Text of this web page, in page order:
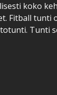
koko
Fitball tunti
Tunti